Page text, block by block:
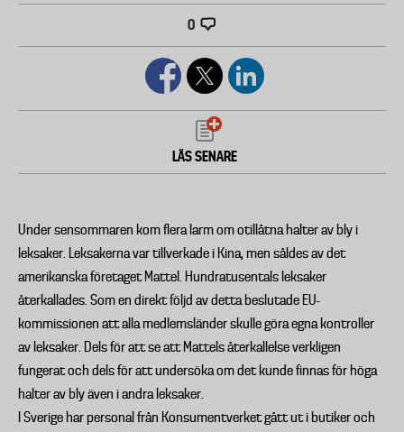
0
LÄS SENARE
Under sensommaren kom flera larm om otillåtna halter av bly i
leksaker. Leksakerna var tillverkade i Kina, men såldes av det
amerikanska företaget Mattel. Hundratusentals leksaker
återkallades. Som en direkt följd av detta beslutade EU-
kommissionen att alla medlemsländer skulle göra egna kontroller
av leksaker. Dels för att se att Mattels återkallelse verkligen
fungerat och dels för att undersöka om det kunde finnas för höga
halter av bly även i andra leksaker.
I Sverige har personal från Konsumentverket gått ut i butiker och